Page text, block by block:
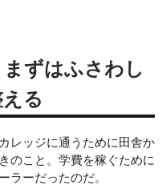
ずはふさわし
る
レッジに通うために田舎か
のこと。学費を稼ぐために
ラーだったのだ。